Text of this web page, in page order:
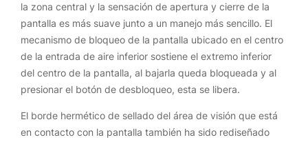
la zona central y la sensación de apertura y cierre de la
pantalla es más suave junto a un manejo más sencillo. El
mecanismo de bloqueo de la pantalla ubicado en el centro
de la entrada de aire inferior sostiene el extremo inferior
del centro de la pantalla, al bajarla queda bloqueada y al
presionar el botón de desbloqueo, esta se libera.
El borde hermético de sellado del área de visión que está
en contacto con la pantalla también ha sido rediseñado